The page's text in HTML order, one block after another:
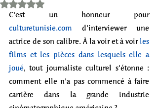
Rated NaN out of 5 stars.
C'est un honneur pour
culturetunisie.com
d'interviewer une
actrice de son calibre. À la voir et à voir les
films et les pièces dans lesquels elle a
joué, tout journaliste culturel s'étonne :
comment elle n'a pas commencé à faire
carrière dans la grande industrie